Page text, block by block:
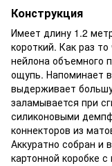
Конструкция
Имеет длину 1.2
короткий. Как раз
нейлона объемного
ощупь. Напоминает
выдерживает
заламывается при
силиконовыми
коннекторов из
Аккуратно собран и
картонной коробке